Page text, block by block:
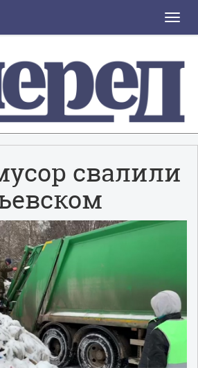
Toggle
свалили